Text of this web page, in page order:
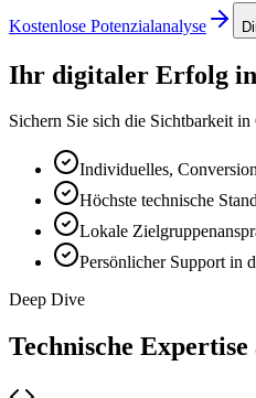
Kostenlose Potenzialanalyse
Ihr digitaler Erfolg in
Sichern Sie sich die Sichtbarkeit
Individuelles,
Höchste technische
Lokale
Persönlicher Support in
Deep Dive
Technische Expertise